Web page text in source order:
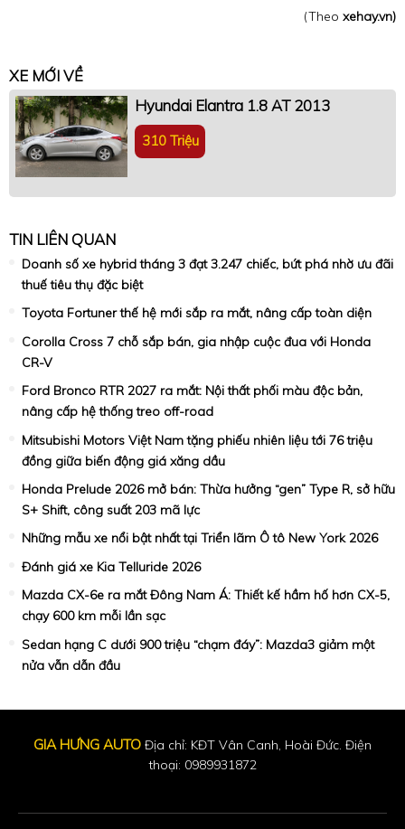
(Theo xehay.vn)
XE MỚI VỀ
Hyundai Elantra 1.8 AT 2013
310 Triệu
TIN LIÊN QUAN
Doanh số xe hybrid tháng 3 đạt 3.247 chiếc, bứt phá nhờ ưu đãi
thuế tiêu thụ đặc biệt
Toyota Fortuner thế hệ mới sắp ra mắt, nâng cấp toàn diện
Corolla Cross 7 chỗ sắp bán, gia nhập cuộc đua với Honda
CR-V
Ford Bronco RTR 2027 ra mắt: Nội thất phối màu độc bản,
nâng cấp hệ thống treo off-road
Mitsubishi Motors Việt Nam tặng phiếu nhiên liệu tới 76 triệu
đồng giữa biến động giá xăng dầu
Honda Prelude 2026 mở bán: Thừa hưởng “gen” Type R, sở hữu
S+ Shift, công suất 203 mã lực
Những mẫu xe nổi bật nhất tại Triển lãm Ô tô New York 2026
Đánh giá xe Kia Telluride 2026
Mazda CX-6e ra mắt Đông Nam Á: Thiết kế hầm hố hơn CX-5,
chạy 600 km mỗi lần sạc
Sedan hạng C dưới 900 triệu “chạm đáy”: Mazda3 giảm một
nửa vẫn dẫn đầu
GIA HƯNG AUTO Địa chỉ: KĐT Vân Canh, Hoài Đức. Điện
thoại: 0989931872